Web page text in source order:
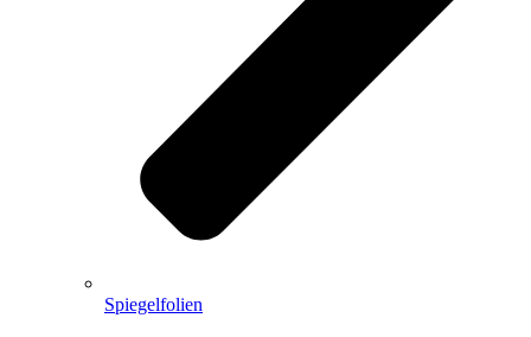
Spiegelfolien